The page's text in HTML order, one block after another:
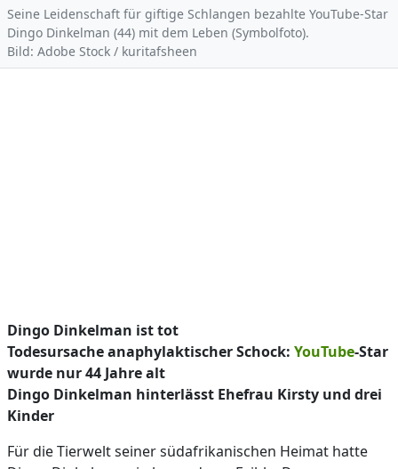
Seine Leidenschaft für giftige Schlangen bezahlte YouTube-Star
Dingo Dinkelman (44) mit dem Leben (Symbolfoto).
Bild: Adobe Stock / kuritafsheen
Dingo Dinkelman ist tot
Todesursache anaphylaktischer Schock: YouTube-Star
wurde nur 44 Jahre alt
Dingo Dinkelman hinterlässt Ehefrau Kirsty und drei
Kinder
Für die Tierwelt seiner südafrikanischen Heimat hatte